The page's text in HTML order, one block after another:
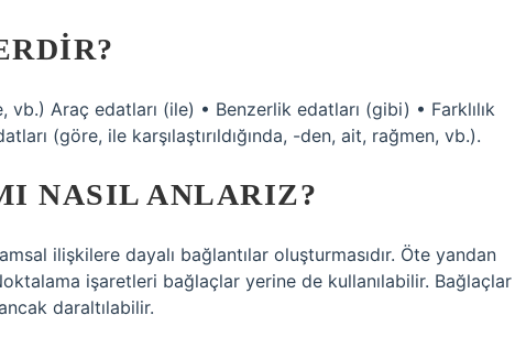
vb.) Araç edatları (ile) • Benzerlik edatları (gibi) • Farklılık
(göre, ile karşılaştırıldığında, -den, ait, rağmen, vb.).
NASIL ANLARIZ?
ilişkilere dayalı bağlantılar oluşturmasıdır. Öte yandan
işaretleri bağlaçlar yerine de kullanılabilir. Bağlaçlar
daraltılabilir.